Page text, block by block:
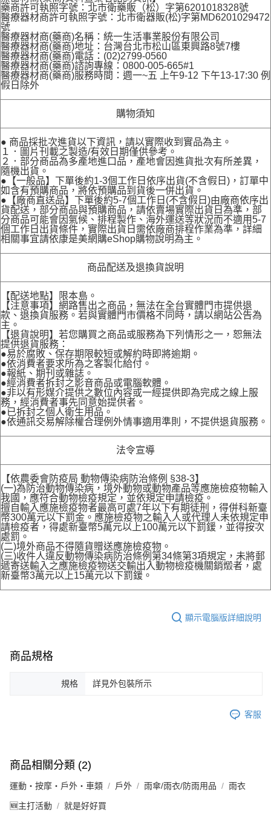
藥商許可執照字號：北市衛藥販（松）字第6201018328號
醫療器材商許可執照字號：北市衛器販(松)字第MD6201029472
號
醫療器材商(藥商)名稱：統一生活事業股份有限公司
醫療器材商(藥商)地址：台灣台北市松山區東興路8號7樓
醫療器材商(藥商)電話：(02)2799-0560
醫療器材商(藥商)諮詢專線：0800-005-665#1
醫療器材商(藥商)服務時間：週一~五 上午9-12 下午13-17:30 例
假日除外
購物須知
● 商品採批次進貨以下資訊，請以實際收到實品為主。
１．圖片刊載之製造/有效日期僅供參考。
２．部分商品為多產地進口品，產地會因進貨批次有所差異，
隨機出貨。
●【一般品】下單後約1-3個工作日依序出貨(不含假日)，訂單中
如含有預購商品，將依預購品到貨後一併出貨。
●【廠商直送品】下單後約5-7個工作日(不含假日)由廠商依序出
貨配送，部分商品與預購商品，請依賣場實際出貨日為準，部
分商品可能會因氣候、排程製作、海外運送等狀況而不適用5-7
個工作日出貨條件，實際出貨日需依廠商排程作業為準，詳細
相關事宜請依康是美網購eShop購物說明為主。
商品配送及退換貨說明
【配送地點】限本島。
【注意事項】網路售出之商品，無法在全台實體門市提供退
款、退換貨服務。若與實體門市價格不同時，請以網站公告為
主。
【退貨說明】若您購買之商品或服務為下列情形之一，恕無法
提供退貨服務：
●易於腐敗、保存期限較短或解約時即將逾期。
●依消費者要求所為之客製化給付。
●報紙、期刊或雜誌。
●經消費者拆封之影音商品或電腦軟體。
●非以有形媒介提供之數位內容或一經提供即為完成之線上服
務，經消費者事先同意始提供者。
●已拆封之個人衛生用品。
●依通訊交易解除權合理例外情事適用準則，不提供退貨服務。
法令宣導
【依農委會防疫局 動物傳染病防治條例 §38-3】
(一)為防治動物傳染病，境外動物或動物產品等應施檢疫物輸入
我國，應符合動物檢疫規定，並依規定申請檢疫。
擅自輸入應施檢疫物者最高可處7年以下有期徒刑，得併科新臺
幣300萬元以下罰金。應施檢疫物之輸入人或代理人未依規定申
請檢疫者，得處新臺幣5萬元以上100萬元以下罰鍰，並得按次
處罰。
(二)境外商品不得隨貨贈送應施檢疫物。
(三)收件人違反動物傳染病防治條例第34條第3項規定，未將郵
遞寄送輸入之應施檢疫物送交輸出入動物檢疫機關銷燬者，處
新臺幣3萬元以上15萬元以下罰鍰。
顯示電腦版詳細說明
商品規格
規格 詳見外包裝所示
客服
商品相關分類 (2)
運動・按摩・戶外・車類 戶外 雨傘/雨衣/防雨用品 雨衣
🆕主打活動 就是好好買